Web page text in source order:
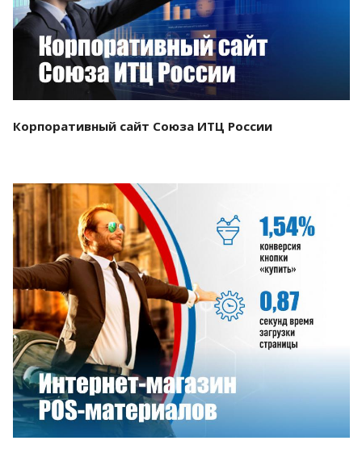
Корпоративный сайт Союза ИТЦ России
Смотреть проект